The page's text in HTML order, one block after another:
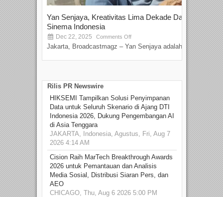
Yan Senjaya, Kreativitas Lima Dekade Dalam
Sinema Indonesia
Dec 22, 2025 Comments Off
Jakarta, Broadcastmagz – Yan Senjaya adalah...
Rilis PR Newswire
HIKSEMI Tampilkan Solusi Penyimpanan
Data untuk Seluruh Skenario di Ajang DTI
Indonesia 2026, Dukung Pengembangan AI
di Asia Tenggara
JAKARTA, Indonesia, Agustus, Fri, Aug 7
2026 4:14 AM
Cision Raih MarTech Breakthrough Awards
2026 untuk Pemantauan dan Analisis
Media Sosial, Distribusi Siaran Pers, dan
AEO
CHICAGO, Thu, Aug 6 2026 5:00 PM